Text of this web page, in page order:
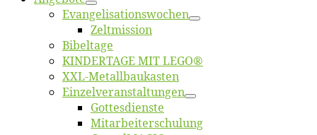
Evangelisa­tions­wo­chen
Zelt­mis­si­on
Bi­bel­ta­ge
KINDERTAGE MIT LEGO®
XXL-Me­­tal­l­­bau­­kas­­ten
Einzelver­an­stal­tungen
Got­tes­diens­te
Mitarbeiter­schulung